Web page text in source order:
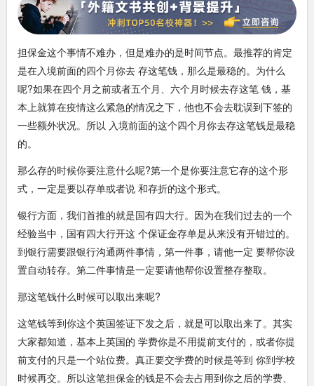
担保金这个事情不难办，但是难办的是时间节点。最推荐的肯定
是在入境前面的四个月你去 存这笔钱，那么是最稳的。为什么
呢?如果在四个月之前或者五个月、六个月时候去存这笔 钱，基
本上就算在疫情这么紧急的情况之下，他也不会去耽误到下签的
一些额外状况。所以 入境前面的这个四个月你去存这笔钱是最稳
的。
那么存的时候你要注意什么呢?第一个是你要注意它存的这个形
式，一定是要以存单或者说 和存折的这个形式。
银行方面，我们首推的就是国有四大行。因为在我们过去的一个
经验当中，国有四大行开这 个保证金存单是从来没有开错过的。
到银行需要跟银行沟通两件事情，第一件事，请他一定 要帮你设
置自动转存。第二件事情是一定要请他帮你设置整存整取。
那这笔钱什么时候可以取出来呢?
这笔钱等到你这个英国签证下发之后，就是可以取出来了。其实
大家都知道，基本上英国的 学费你是不用提前支付的，或者你提
前支付的只是一个站位费。真正要交学费的时候是等到 你到学校
时候再交。所以这笔担保金的钱是不会去占用到你之后的学费、